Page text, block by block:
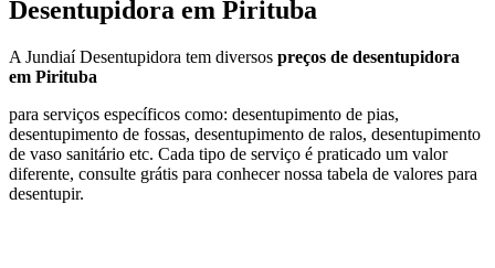
Desentupidora em Pirituba
A Jundiaí Desentupidora tem diversos preços de desentupidora
em Pirituba
para serviços específicos como: desentupimento de pias,
desentupimento de fossas, desentupimento de ralos, desentupimento
de vaso sanitário etc. Cada tipo de serviço é praticado um valor
diferente, consulte grátis para conhecer nossa tabela de valores para
desentupir.